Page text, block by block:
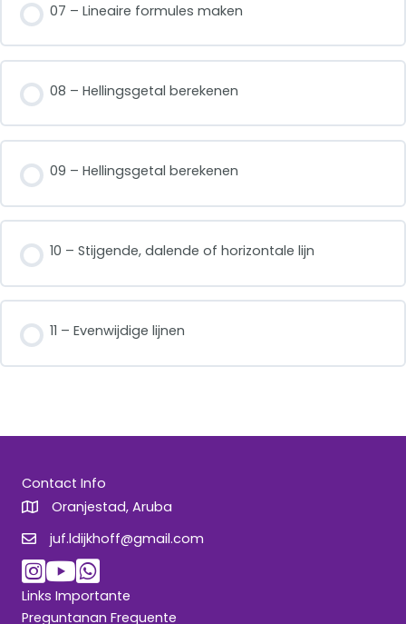
07 – Lineaire formules maken
08 – Hellingsgetal berekenen
09 – Hellingsgetal berekenen
10 – Stijgende, dalende of horizontale lijn
11 – Evenwijdige lijnen
Contact Info
Oranjestad, Aruba
juf.ldijkhoff@gmail.com
juf.ldijkhoff@gmail.com
Links Importante
Preguntanan Frequente